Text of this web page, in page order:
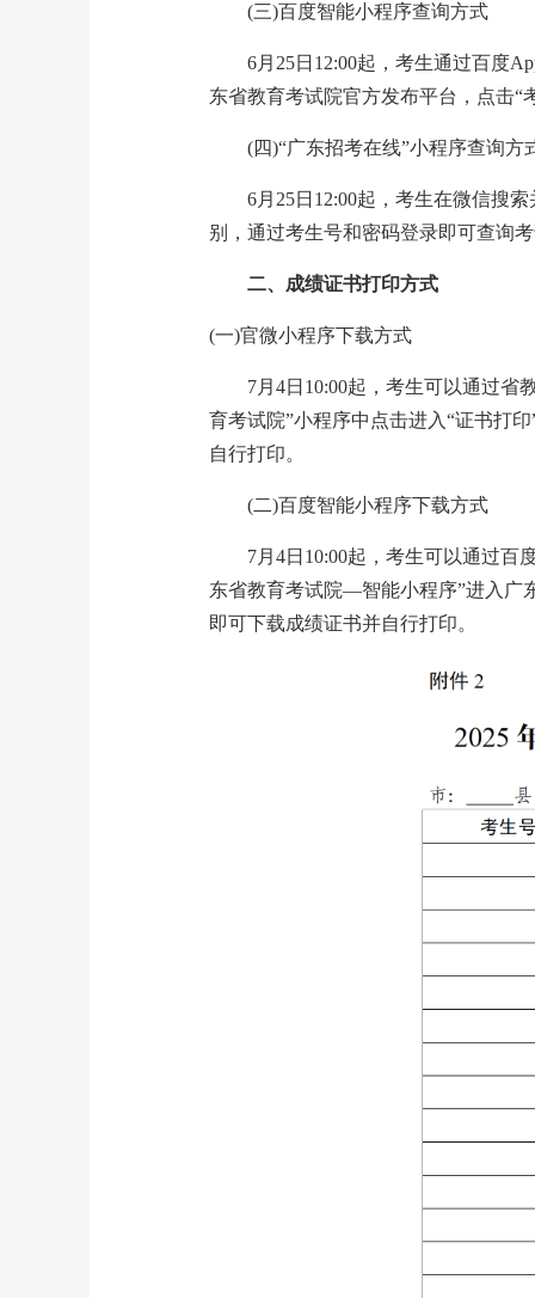
(三)百度智能小程序查询方式
6月25日12:00起，考生通过百度
东省教育考试院官方发布平台，点击
(四)“广东招考在线”小程序查询方
6月25日12:00起，考生在微信搜
别，通过考生号和密码登录即可查询
二、成绩证书打印方式
(一)官微小程序下载方式
7月4日10:00起，考生可以通过省
育考试院”小程序中点击进入“证书打
自行打印。
(二)百度智能小程序下载方式
7月4日10:00起，考生可以通过百
东省教育考试院—智能小程序”进入广
即可下载成绩证书并自行打印。